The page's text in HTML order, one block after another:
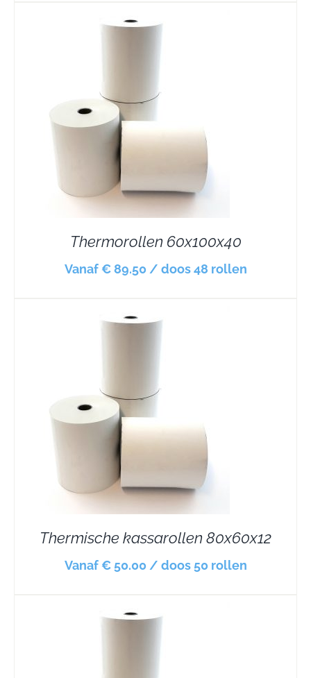
Thermorollen 60x100x40
Vanaf € 89.50 / doos 48 rollen
Thermische kassarollen 80x60x12
Vanaf € 50.00 / doos 50 rollen